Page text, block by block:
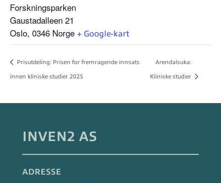
Forskningsparken
Gaustadalleen 21
Oslo, 0346 Norge + Google-kart
Prisutdeling: Prisen for fremragende innsats
innen kliniske studier 2025
Arendalsuka:
Kliniske studier
INVEN2 AS
ADRESSE